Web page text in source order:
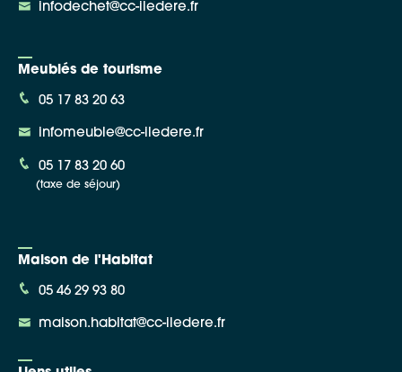
infodechet@cc-iledere.fr
Meublés de tourisme
05 17 83 20 63
infomeuble@cc-iledere.fr
05 17 83 20 60
(taxe de séjour)
Maison de l'Habitat
05 46 29 93 80
maison.habitat@cc-iledere.fr